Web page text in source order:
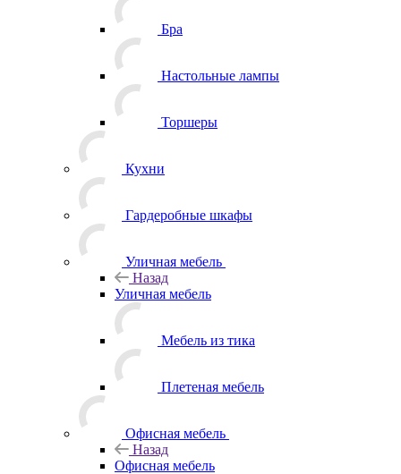
Бра
Настольные лампы
Торшеры
Кухни
Гардеробные шкафы
Уличная мебель
Назад
Уличная мебель
Мебель из тика
Плетеная мебель
Офисная мебель
Назад
Офисная мебель